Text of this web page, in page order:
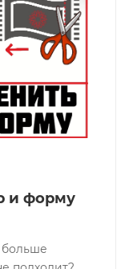
и форму
больше